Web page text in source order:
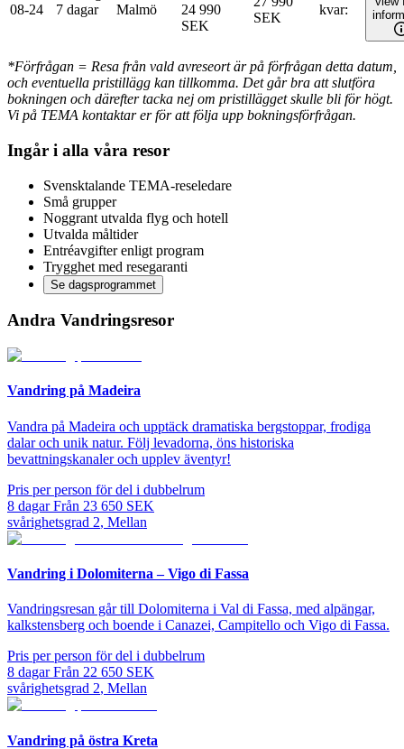
08-24
7 dagar
Malmö
24 990
SEK
SEK
kvar:
*Förfrågan = Resa från vald avreseort är på förfrågan detta datum,
och eventuella pristillägg kan tillkomma. Det går bra att slutföra
bokningen och därefter tacka nej om pristillägget skulle bli för högt.
Vi på TEMA kontaktar er för att följa upp bokningsförfrågan.
Ingår i alla våra resor
Svensktalande TEMA-reseledare
Små grupper
Noggrant utvalda flyg och hotell
Utvalda måltider
Entréavgifter enligt program
Trygghet med resegaranti
Se dagsprogrammet
Andra Vandringsresor
Vandring på Madeira
Vandra på Madeira och upptäck dramatiska bergstoppar, frodiga
dalar och unik natur. Följ levadorna, öns historiska
bevattningskanaler och upplev äventyr!
Pris per person för del i dubbelrum
8 dagar Från 23 650 SEK
svårighetsgrad 2, Mellan
Vandring i Dolomiterna – Vigo di Fassa
Vandringsresan går till Dolomiterna i Val di Fassa, med alpängar,
kalkstensberg och boende i Canazei, Campitello och Vigo di Fassa.
Pris per person för del i dubbelrum
8 dagar Från 22 650 SEK
svårighetsgrad 2, Mellan
Vandring på östra Kreta